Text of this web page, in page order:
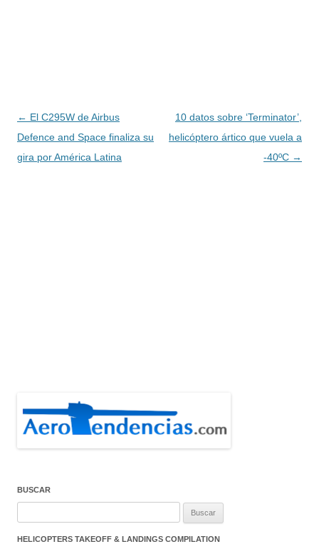
Navegación
de
entradas
← El C295W de Airbus
Defence and Space finaliza su
gira por América Latina
10 datos sobre ‘Terminator’,
helicóptero ártico que vuela a
-40ºC →
BUSCAR
HELICOPTERS TAKEOFF & LANDINGS COMPILATION